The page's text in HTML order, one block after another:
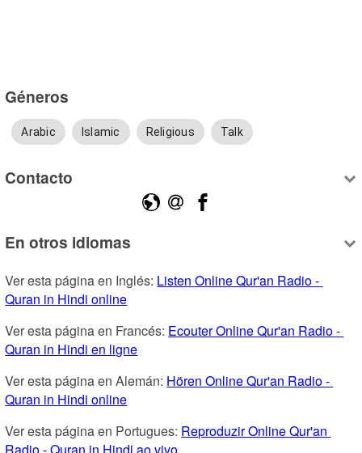
Géneros
Arabic Islamic Religious Talk
Contacto
En otros idiomas
Ver esta página en Inglés: Listen Online Qur'an Radio -
Quran in Hindi online
Ver esta página en Francés: Ecouter Online Qur'an Radio -
Quran in Hindi en ligne
Ver esta página en Alemán: Hören Online Qur'an Radio -
Quran in Hindi online
Ver esta página en Portugues: Reproduzir Online Qur'an
Radio - Quran in Hindi ao vivo